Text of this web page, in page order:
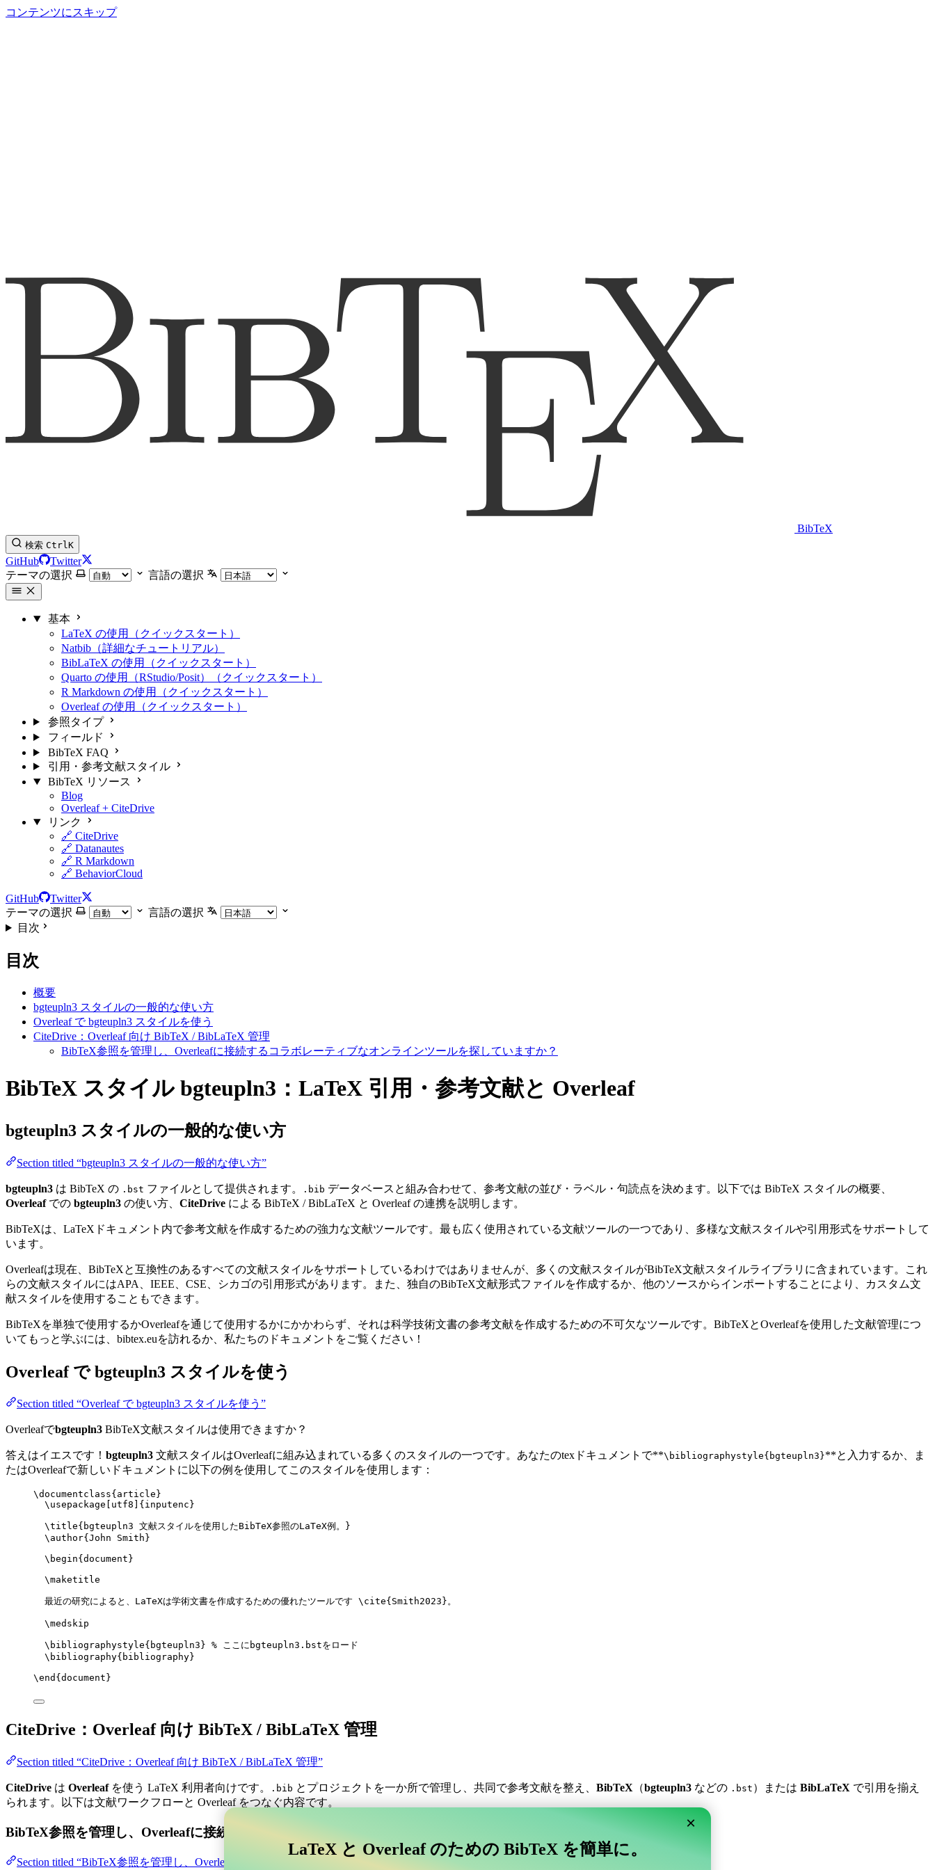
コンテンツにスキップ
BibTeX
検索 CtrlK
GitHub
Twitter
テーマの選択
言語の選択
基本
LaTeX の使用（クイックスタート）
Natbib（詳細なチュートリアル）
BibLaTeX の使用（クイックスタート）
Quarto の使用（RStudio/Posit）（クイックスタート）
R Markdown の使用（クイックスタート）
Overleaf の使用（クイックスタート）
参照タイプ
フィールド
BibTeX FAQ
引用・参考文献スタイル
BibTeX リソース
Blog
Overleaf + CiteDrive
リンク
🔗 CiteDrive
🔗 Datanautes
🔗 R Markdown
🔗 BehaviorCloud
GitHub
Twitter
テーマの選択
言語の選択
目次
目次
概要
bgteupln3 スタイルの一般的な使い方
Overleaf で bgteupln3 スタイルを使う
CiteDrive：Overleaf 向け BibTeX / BibLaTeX 管理
BibTeX参照を管理し、Overleafに接続するコラボレーティブなオンラインツールを探していますか？
BibTeX スタイル bgteupln3：LaTeX 引用・参考文献と Overleaf
bgteupln3 スタイルの一般的な使い方
Section titled “bgteupln3 スタイルの一般的な使い方”
bgteupln3 は BibTeX の .bst ファイルとして提供されます。 .bib データベースと組み合わせて、参考文献の並び・ラベル・句読点を決めます。以下では BibTeX スタイルの概要、
Overleafでの bgteupln3 の使い方、 CiteDrive による BibTeX / BibLaTeX と Overleaf の連携を説明します。
BibTeXは、LaTeXドキュメント内で参考文献を作成するための強力な文献ツールです。最も広く使用されている文献ツールの一つであり、多様な文献スタイルや引用形式をサポートして
います。
Overleafは現在、BibTeXと互換性のあるすべての文献スタイルをサポートしているわけではありませんが、多くの文献スタイルがBibTeX文献スタイルライブラリに含まれています。これ
らの文献スタイルにはAPA、IEEE、CSE、シカゴの引用形式があります。また、独自のBibTeX文献形式ファイルを作成するか、他のソースからインポートすることにより、カスタム文
献スタイルを使用することもできます。
BibTeXを単独で使用するかOverleafを通じて使用するかにかかわらず、それは科学技術文書の参考文献を作成するための不可欠なツールです。BibTeXとOverleafを使用した文献管理につ
いてもっと学ぶには、bibtex.euを訪れるか、私たちのドキュメントをご覧ください！
Overleaf でbgteupln3 スタイルを使う
Section titled “Overleaf で bgteupln3 スタイルを使う”
Overleafでbgteupln3 BibTeX文献スタイルは使用できますか？
答えはイエスです！ bgteupln3 文献スタイルはOverleafに組み込まれている多くのスタイルの一つです。あなたのtexドキュメントで**\bibliographystyle{bgteupln3}**と入力するか、ま
たはOverleafで新しいドキュメントに以下の例を使用してこのスタイルを使用します：
\documentclass{ article }
\usepackage
utf8 ]{ inputenc }
\title{bgteupln3 文献スタイルを使用したBibTeX参照のLaTeX例。}
\author{John Smith}
\begin{ document }
\maketitle
最近の研究によると、LaTeXは学術文書を作成するための優れたツールです \cite{ Smith2023 }。
\medskip
\bibliographystyle{bgteupln3} % ここにbgteupln3.bstをロード
\bibliography{bibliography}
\end { document }
CiteDrive：Overleaf 向け BibTeX / BibLaTeX 管理
Section titled “CiteDrive：Overleaf 向け BibTeX / BibLaTeX 管理”
CiteDrive は Overleafを使う LaTeX 利用者向けです。 .bib とプロジェクトを一か所で管理し、共同で参考文献を整え、 BibTeX （bgteupln3 などの .bst ）または BibLaTeX で引用を揃え
られます。以下は文献ワークフローと Overleaf をつなぐ内容です。
BibTeX参照を管理し、Overleafに接続するコラボレーティブなオンラインツールを探していますか？
Section titled “BibTeX参照を管理し、Overleafに接続するコラボレーティブなオンラインツールを探していますか？”
×
LaTeX と Overleaf のための BibTeX を簡単に。